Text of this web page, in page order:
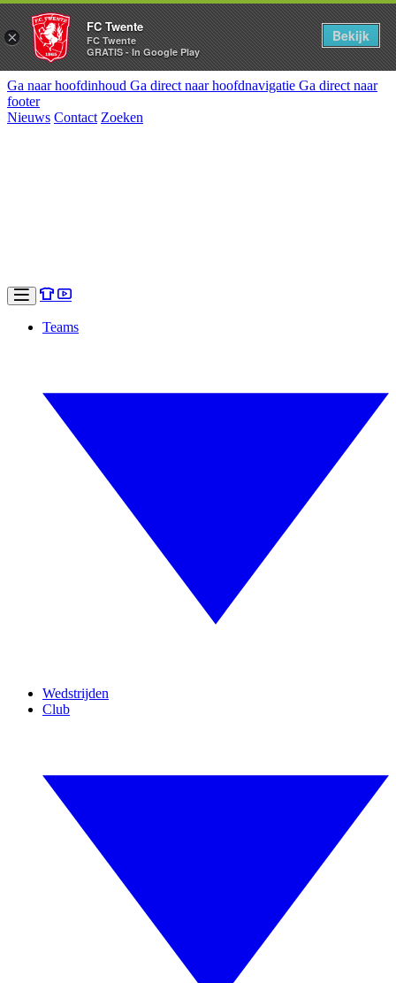
Ga naar hoofdinhoud Ga direct naar hoofdnavigatie Ga direct naar
footer
Nieuws Contact Zoeken
Teams
Wedstrijden
Club
×
FC Twente
FC Twente
GRATIS - In Google Play
Bekijk